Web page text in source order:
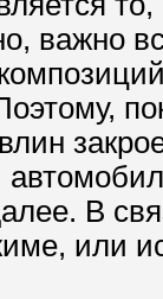
важно
В
или